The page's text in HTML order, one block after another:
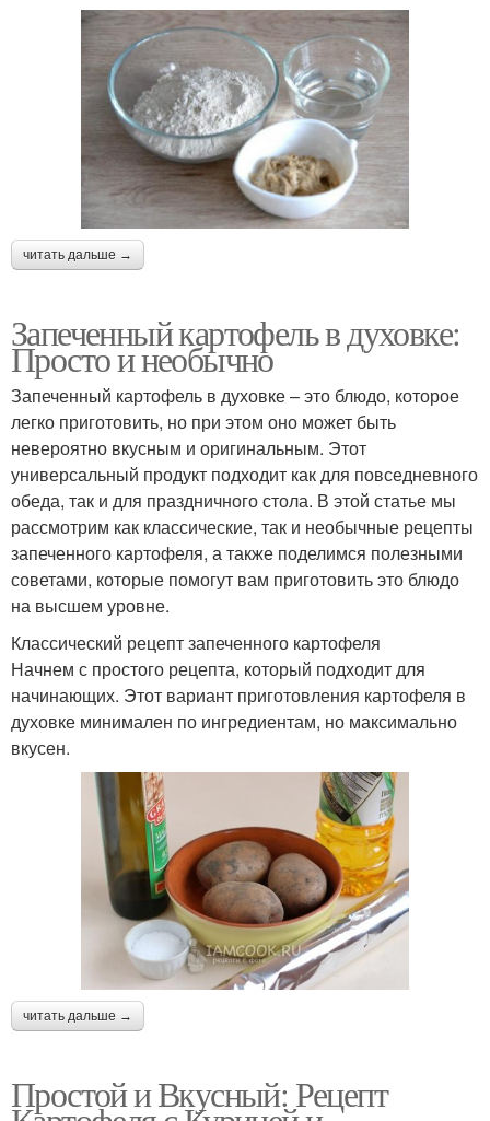
читать дальше →
Запеченный картофель в духовке:
Просто и необычно
Запеченный картофель в духовке – это блюдо, которое
легко приготовить, но при этом оно может быть
невероятно вкусным и оригинальным. Этот
универсальный продукт подходит как для повседневного
обеда, так и для праздничного стола. В этой статье мы
рассмотрим как классические, так и необычные рецепты
запеченного картофеля, а также поделимся полезными
советами, которые помогут вам приготовить это блюдо
на высшем уровне.
Классический рецепт запеченного картофеля
Начнем с простого рецепта, который подходит для
начинающих. Этот вариант приготовления картофеля в
духовке минимален по ингредиентам, но максимально
вкусен.
читать дальше →
Простой и Вкусный: Рецепт